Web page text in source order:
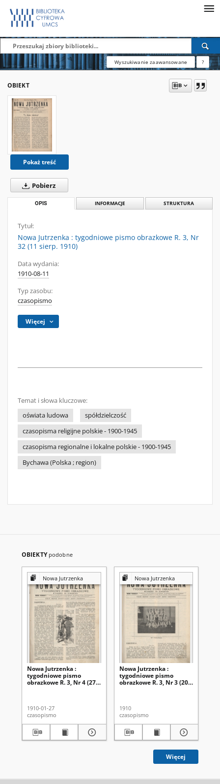
Wyszukiwanie zaawansowane ?
OBIEKT
Pokaż treść
Pobierz
OPIS INFORMACJE STRUKTURA
Tytuł:
Nowa Jutrzenka : tygodniowe pismo obrazkowe R. 3, Nr
32 (11 sierp. 1910)
Data wydania:
1910-08-11
Typ zasobu:
czasopismo
Więcej
Temat i słowa kluczowe:
oświata ludowa
spółdzielczość
czasopisma religijne polskie - 1900-1945
czasopisma regionalne i lokalne polskie - 1900-1945
Bychawa (Polska ; region)
OBIEKTY podobne
Nowa Jutrzenka
Nowa Jutrzenka :
tygodniowe pismo
obrazkowe R. 3, Nr 4 (27
1910-01-27
czasopismo
Nowa Jutrzenka
Nowa Jutrzenka :
tygodniowe pismo
obrazkowe R. 3, Nr 3 (20
1910
czasopismo
Więcej